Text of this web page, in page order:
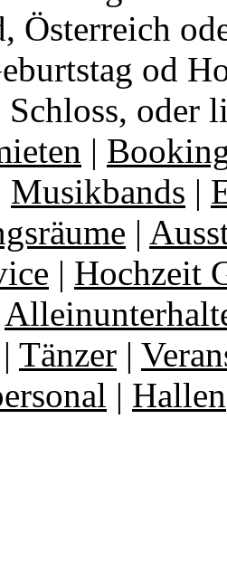
Österreich
od
Schloss, oder
|
Musikbands |
|
| Hochzeit
| Tänzer |
| Hallen